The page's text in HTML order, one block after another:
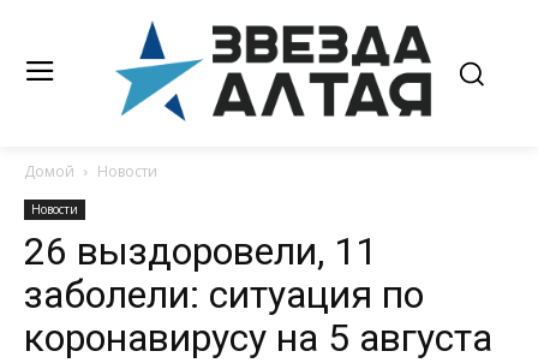
Домой Новости
Новости
26 выздоровели, 11
заболели: ситуация по
коронавирусу на 5 августа